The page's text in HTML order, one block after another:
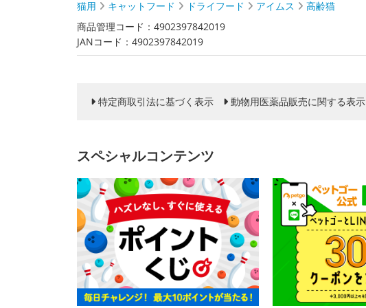
猫用 キャットフード ドライフード アイムス
高齢猫
商品管理コード：4902397842019
JANコード：4902397842019
特定商取引法に基づく表示 動物用医薬品販売に関する表示
スペシャルコンテンツ